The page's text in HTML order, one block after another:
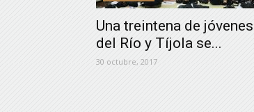
Una treintena de
del Río y Tíjola se...
30 octubre, 2017